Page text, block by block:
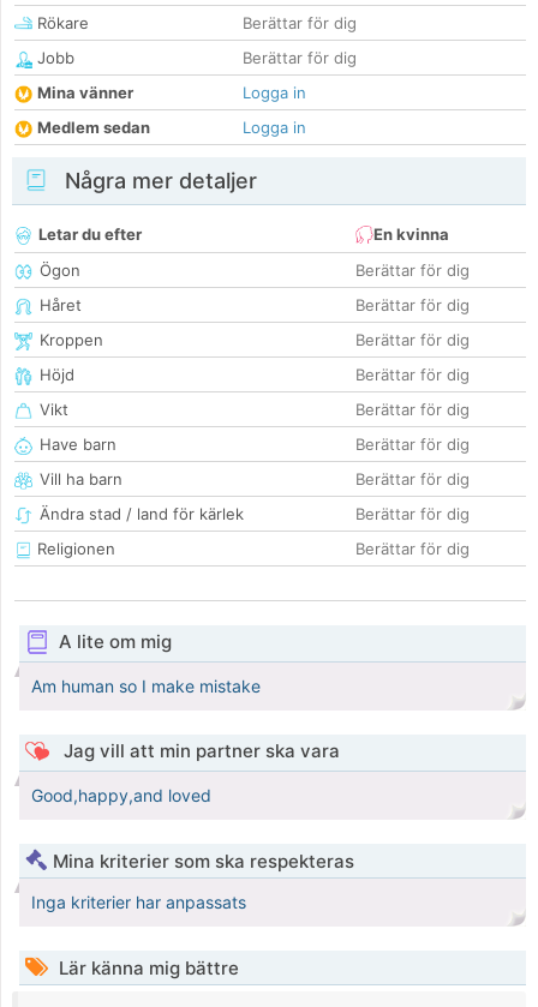
Rökare
Berättar för dig
Jobb
Berättar för dig
Mina vänner
Logga in
Medlem sedan
Logga in
Några mer detaljer
Letar du efter
En kvinna
Ögon
Berättar för dig
Håret
Berättar för dig
Kroppen
Berättar för dig
Höjd
Berättar för dig
Vikt
Berättar för dig
Have barn
Berättar för dig
Vill ha barn
Berättar för dig
Ändra stad / land för kärlek
Berättar för dig
Religionen
Berättar för dig
A lite om mig
Am human so I make mistake
Jag vill att min partner ska vara
Good,happy,and loved
Mina kriterier som ska respekteras
Inga kriterier har anpassats
Lär känna mig bättre